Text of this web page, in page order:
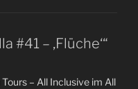
#41 – ‚Flüche‘“
– All Inclusive im All